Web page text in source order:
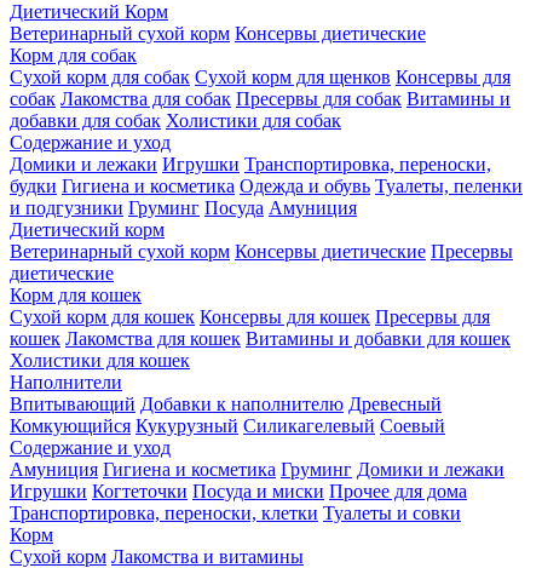
Диетический Корм
Ветеринарный сухой корм Консервы диетические
Корм для собак
Сухой корм для собак Сухой корм для щенков Консервы для
собак Лакомства для собак Пресервы для собак Витамины и
добавки для собак Холистики для собак
Содержание и уход
Домики и лежаки Игрушки Транспортировка, переноски,
будки Гигиена и косметика Одежда и обувь Туалеты, пеленки
и подгузники Груминг Посуда Амуниция
Диетический корм
Ветеринарный сухой корм Консервы диетические Пресервы
диетические
Корм для кошек
Сухой корм для кошек Консервы для кошек Пресервы для
кошек Лакомства для кошек Витамины и добавки для кошек
Холистики для кошек
Наполнители
Впитывающий Добавки к наполнителю Древесный
Комкующийся Кукурузный Силикагелевый Соевый
Содержание и уход
Амуниция Гигиена и косметика Груминг Домики и лежаки
Игрушки Когтеточки Посуда и миски Прочее для дома
Транспортировка, переноски, клетки Туалеты и совки
Корм
Сухой корм Лакомства и витамины